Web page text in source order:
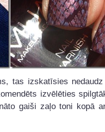
tas izskatīsies
izvēlēties
gaiši zaļo toni kopā